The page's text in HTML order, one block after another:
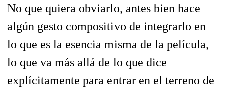
No que quiera obviarlo, antes bien hace
algún gesto compositivo de integrarlo en
lo que es la esencia misma de la película,
lo que va más allá de lo que dice
explícitamente para entrar en el terreno de